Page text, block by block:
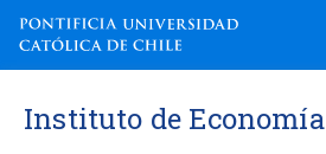
Instituto de Economía